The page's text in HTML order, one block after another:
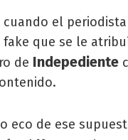
el
fake que se le
de Indepediente
eco de ese